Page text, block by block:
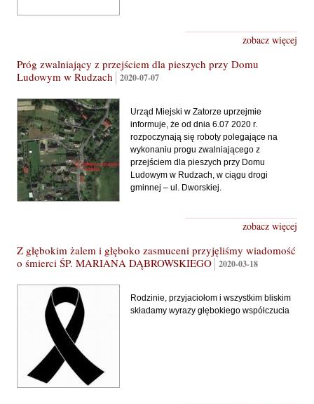
zobacz więcej
Próg zwalniający z przejściem dla pieszych przy Domu
Ludowym w Rudzach
2020-07-07
Urząd Miejski w Zatorze uprzejmie
informuje, że od dnia 6.07 2020 r.
rozpoczynają się roboty polegające na
wykonaniu progu zwalniającego z
przejściem dla pieszych przy Domu
Ludowym w Rudzach, w ciągu drogi
gminnej – ul. Dworskiej.
zobacz więcej
Z głębokim żalem i głęboko zasmuceni przyjęliśmy wiadomość
o śmierci ŚP. MARIANA DĄBROWSKIEGO
2020-03-18
Rodzinie, przyjaciołom i wszystkim bliskim
składamy wyrazy głębokiego współczucia